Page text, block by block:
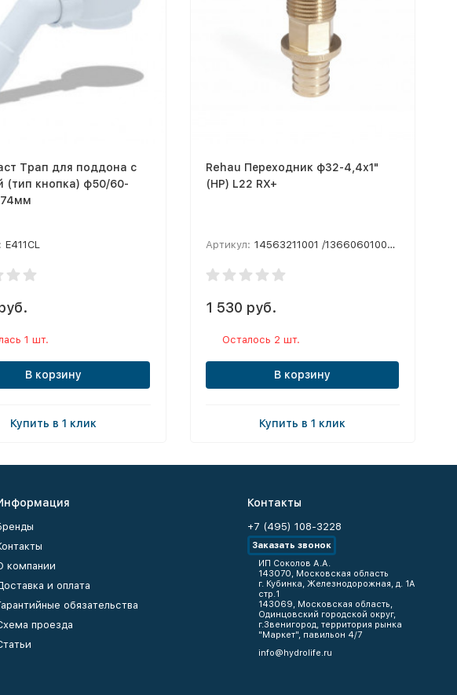
Трап для поддона с
(тип кнопка) ф50/60-
E411CL
1 шт.
В корзину
Купить в 1 клик
Rehau Переходник ф32-4,4х1"
(НР) L22 RX+
Артикул: 14563211001 /13660601001 /11390511002
1 530 руб.
Осталось 2 шт.
В корзину
Купить в 1 клик
компании
и оплата
обязательства
проезда
Контакты
+7 (495) 108-3228
Заказать звонок
ИП Соколов А.А.
143070, Московская область
г. Кубинка, Железнодорожная, д. 1А
стр.1
143069, Московская область,
Одинцовский городской округ,
г.Звенигород, территория рынка
"Маркет", павильон 4/7
info@hydrolife.ru